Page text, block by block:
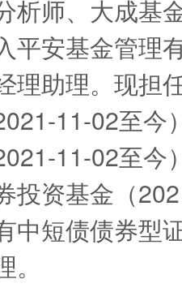
析师、大成基
平安基金管理
理助理。现担
2021-11-02至
2021-11-02至
投资基金（
中短债债券型